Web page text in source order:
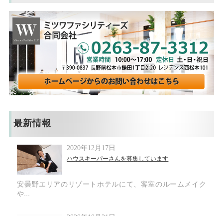
最新情報
2020年12月17日
ハウスキーパーさんを募集しています
安曇野エリアのリゾートホテルにて、客室のルームメイク
や...